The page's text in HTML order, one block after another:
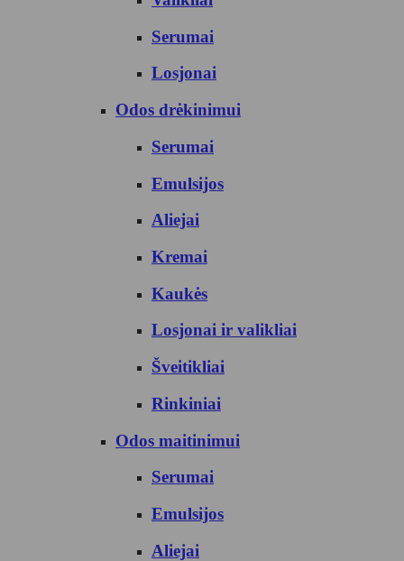
Serumai
Losjonai
Odos drėkinimui
Serumai
Emulsijos
Aliejai
Kremai
Kaukės
Losjonai ir valikliai
Šveitikliai
Rinkiniai
Odos maitinimui
Serumai
Emulsijos
Aliejai